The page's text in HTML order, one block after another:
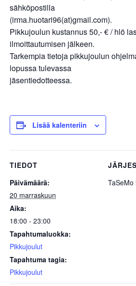
sähköpostilla
(irma.huotari96(at)gmail.com).
Pikkujoulun kustannus 50,- € / hlö
ilmoittautumisen jälkeen.
Tarkempia tietoja pikkujoulun
lopussa tulevassa
jäsentiedotteessa.
Lisää kalenteriin
TIEDOT
Päivämäärä:
20 marraskuun
Aika:
18:00 - 23:00
Tapahtumaluokka:
Pikkujoulut
Tapahtuma tagia:
Pikkujoulut
TaSeMo